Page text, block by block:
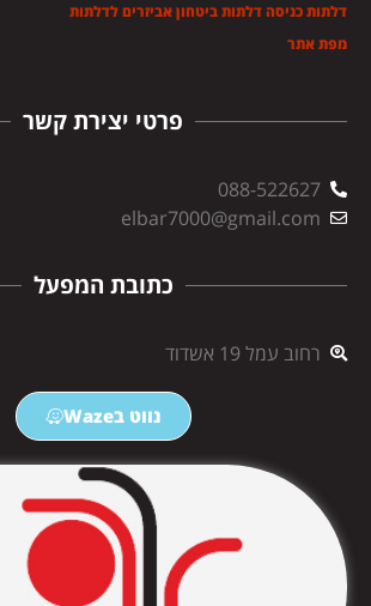
פרטי יצירת קשר
088-522627
elbar7000@gmail.com
כתובת המפעל
רחוב עמל 19 אשדוד
נווט בWaze
דלתות כניסה דלתות ביטחון אביזרים לדלתות
מפת אתר